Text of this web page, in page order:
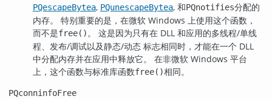
PQescapeBytea, PQunescapeBytea, 和PQnotifies分配的
内存。 特别重要的是，在微软 Windows 上使用这个函数，
而不是free() 。 这是因为只有在 DLL 和应用的多线程/单线
程、发布/调试以及静态/动态 标志相同时，才能在一个 DLL
中分配内存并在应用中释放它。 在非微软 Windows 平台
上，这个函数与标准库函数free()相同。
PQconninfoFree